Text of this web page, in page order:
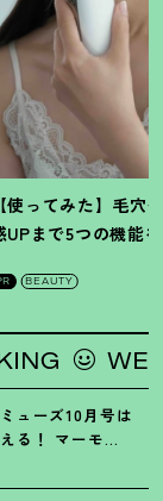
【使ってみた】毛穴
UPまで5つの機能
BEAUTY
ューズ10月号は
る ！ マーモッ